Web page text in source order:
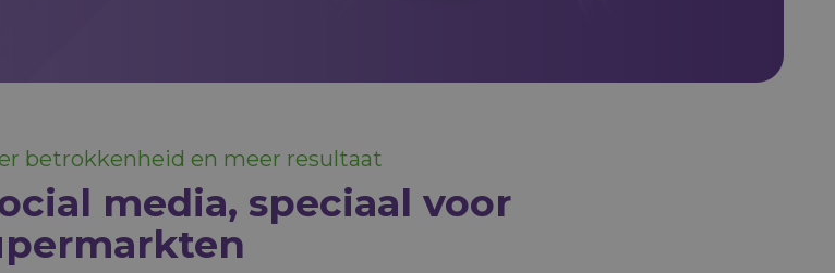
betrokkenheid en meer resultaat
media, speciaal voor